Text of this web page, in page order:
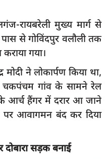
रायबरेली मुख्य मार्ग से
से गोविंदपुर वलौली तक
गया।
मोदी ने लोकार्पण किया था,
चकपंचम गांव के सामने रेल
आर्च हैंगर में दरार आ जाने
आवागमन बंद कर दिया
सड़क बनाई